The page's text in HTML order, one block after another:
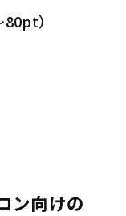
）
ン向けの